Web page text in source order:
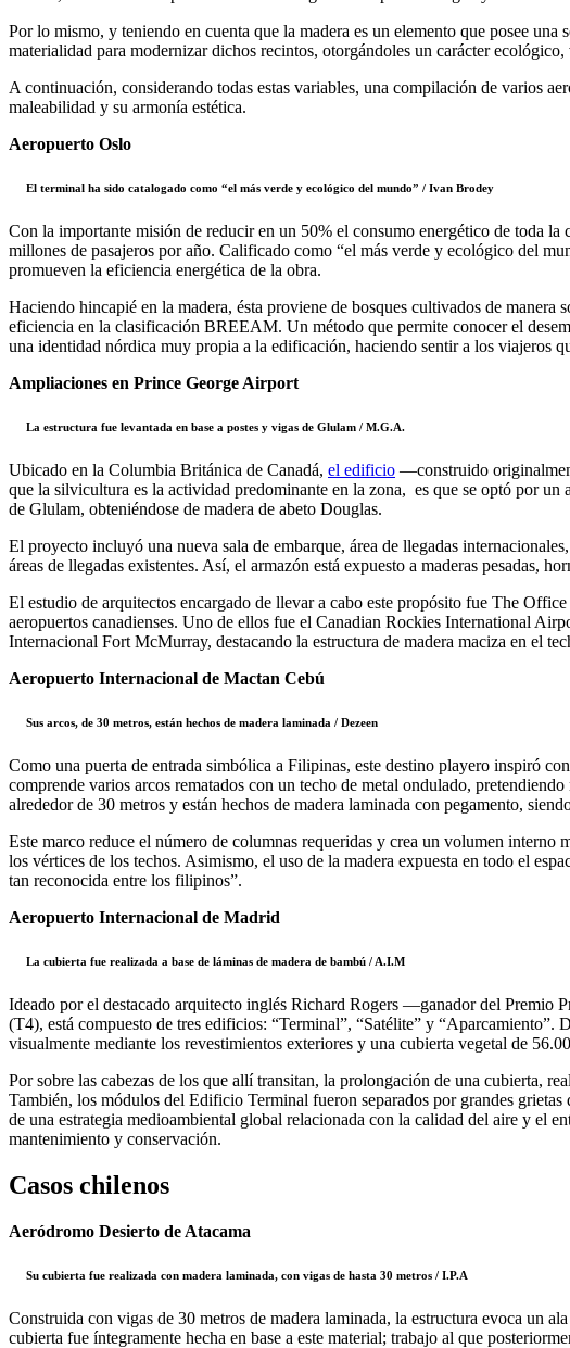
Por lo mismo, y teniendo en cuenta que la madera es un elemento que posee
materialidad para modernizar dichos recintos, otorgándoles un carácter
A continuación, considerando todas estas variables, una compilación de varios
maleabilidad y su armonía estética.
Aeropuerto Oslo
El terminal ha sido catalogado como “el más verde y ecológico del mundo” / Ivan Brodey
Con la importante misión de reducir en un 50% el consumo energético de toda la
millones de pasajeros por año. Calificado como “el más verde y ecológico del
promueven la eficiencia energética de la obra.
Haciendo hincapié en la madera, ésta proviene de bosques cultivados de
eficiencia en la clasificación BREEAM. Un método que permite conocer el
una identidad nórdica muy propia a la edificación, haciendo sentir a los viajeros
Ampliaciones en Prince George Airport
La estructura fue levantada en base a postes y vigas de Glulam / M.G.A.
Ubicado en la Columbia Británica de Canadá, el edificio —construido
que la silvicultura es la actividad predominante en la zona, es que se optó por un
de Glulam, obteniéndose de madera de abeto Douglas.
El proyecto incluyó una nueva sala de embarque, área de llegadas
áreas de llegadas existentes. Así, el armazón está expuesto a maderas pesadas,
El estudio de arquitectos encargado de llevar a cabo este propósito fue The
aeropuertos canadienses. Uno de ellos fue el Canadian Rockies International
Internacional Fort McMurray, destacando la estructura de madera maciza en el
Aeropuerto Internacional de Mactan Cebú
Sus arcos, de 30 metros, están hechos de madera laminada / Dezeen
Como una puerta de entrada simbólica a Filipinas, este destino playero inspiró
comprende varios arcos rematados con un techo de metal ondulado,
alrededor de 30 metros y están hechos de madera laminada con pegamento,
Este marco reduce el número de columnas requeridas y crea un volumen
los vértices de los techos. Asimismo, el uso de la madera expuesta en todo el
tan reconocida entre los filipinos”.
Aeropuerto Internacional de Madrid
La cubierta fue realizada a base de láminas de madera de bambú / A.I.M
Ideado por el destacado arquitecto inglés Richard Rogers —ganador del
(T4), está compuesto de tres edificios: “Terminal”, “Satélite” y
visualmente mediante los revestimientos exteriores y una cubierta vegetal de
Por sobre las cabezas de los que allí transitan, la prolongación de una cubierta,
También, los módulos del Edificio Terminal fueron separados por grandes
de una estrategia medioambiental global relacionada con la calidad del aire y el
mantenimiento y conservación.
Casos chilenos
Aeródromo Desierto de Atacama
Su cubierta fue realizada con madera laminada, con vigas de hasta 30 metros / I.P.A
Construida con vigas de 30 metros de madera laminada, la estructura evoca un
cubierta fue íntegramente hecha en base a este material; trabajo al que